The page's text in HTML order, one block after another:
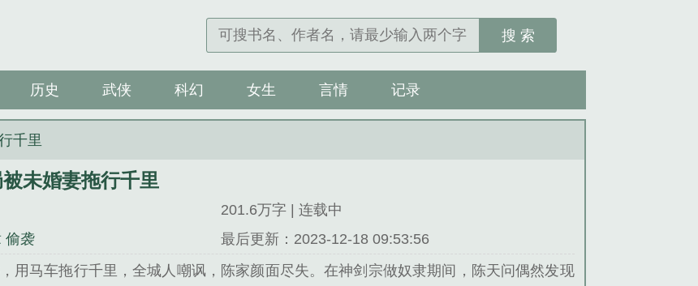
搜 索
历史 武侠 科幻 女生 言情 记录
千里
未婚妻拖行千里
201.6万字 | 连载中
偷袭
最后更新：2023-12-18 09:53:56
用马车拖行千里，全城人嘲讽，陈家颜面尽失。在神剑宗做奴隶期间，陈天问偶然发现